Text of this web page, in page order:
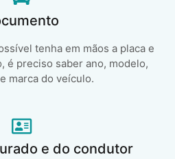
tenha em mãos a placa e
é preciso saber ano, modelo,
marca do veículo.
e do condutor